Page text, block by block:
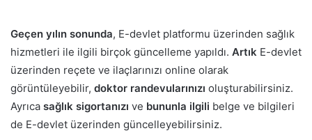
Geçen yılın sonunda, E-devlet platformu üzerinden sağlık
hizmetleri ile ilgili birçok güncelleme yapıldı. Artık E-devlet
üzerinden reçete ve ilaçlarınızı online olarak
görüntüleyebilir, doktor randevularınızı oluşturabilirsiniz.
Ayrıca sağlık sigortanızı ve bununla ilgili belge ve bilgileri
de E-devlet üzerinden güncelleyebilirsiniz.